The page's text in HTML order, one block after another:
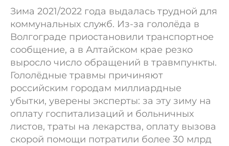
Зима 2021/2022 года выдалась трудной для
коммунальных служб. Из-за гололёда в
Волгограде приостановили транспортное
сообщение, а в Алтайском крае резко
выросло число обращений в травмпункты.
Гололёдные травмы причиняют
российским городам миллиардные
убытки, уверены эксперты: за эту зиму на
оплату госпитализаций и больничных
листов, траты на лекарства, оплату вызова
скорой помощи потратили более 30 млрд